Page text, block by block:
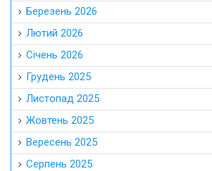
Березень 2026
Лютий 2026
Січень 2026
Грудень 2025
Листопад 2025
Жовтень 2025
Вересень 2025
Серпень 2025